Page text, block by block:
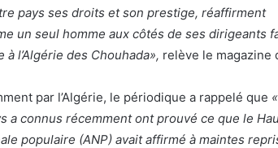
pays ses droits et son prestige, réaffirment
un seul homme aux côtés de ses dirigeants
l’Algérie des Chouhada», relève le magazine
par l’Algérie, le périodique a rappelé que
a connus récemment ont prouvé ce que le
populaire (ANP) avait affirmé à maintes